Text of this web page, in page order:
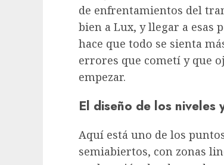
de enfrentamientos del
bien a Lux, y llegar a esas
hace que todo se sienta
errores que cometí y que
empezar.
El diseño de los niveles
Aquí está uno de los
semiabiertos, con zonas